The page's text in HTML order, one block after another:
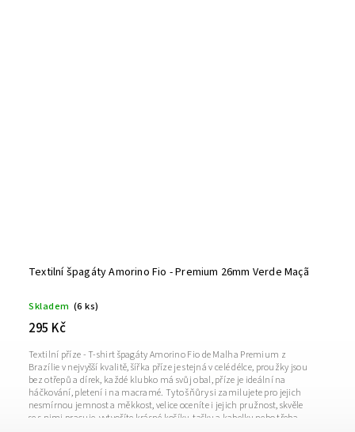
Textilní špagáty Amorino Fio - Premium 26mm Verde Maçã
Skladem (6 ks)
295 Kč
Textilní příze - T-shirt špagáty Amorino Fio de Malha Premium z
Brazílie v nejvyšší kvalitě, šířka příze je stejná v celé délce, proužky jsou
bez otřepů a dírek, každé klubko má svůj obal, příze je ideální na
háčkování, pletení i na macramé. Tyto šňůry si zamilujete pro jejich
nesmírnou jemnost a měkkost, velice oceníte i jejich pružnost, skvěle
se s nimi pracuje, vytvoříte krásné košíky, tašky a kabelky nebo třeba